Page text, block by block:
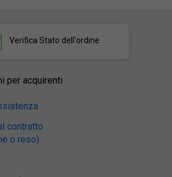
Verifica Stato dell'ordine
per acquirenti
contratto
o reso)